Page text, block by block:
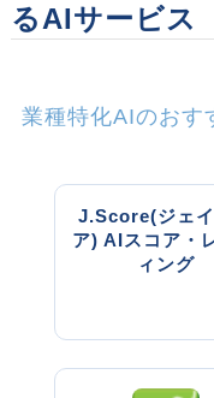
るAIサービス
業種特化AIのお
J.Score(ジェイ
ア) AIスコア・
ィング